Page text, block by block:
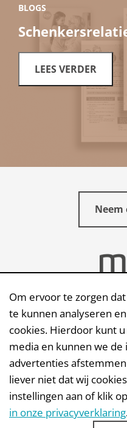
BLOGS
LEES VERDER
Stuur
Mindwize |
Om ervoor te zorgen
te kunnen analyseren
cookies. Hierdoor kunt
media en kunnen we de
advertenties
liever niet dat wij
instellingen aan of klik
in onze privacyverklaring